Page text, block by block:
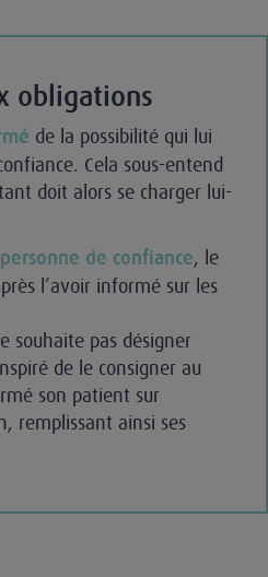
obligations
de la possibilité qui lui
Cela sous-entend
doit alors se charger lui-
de confiance, le
l’avoir informé sur les
souhaite pas désigner
de le consigner au
son patient sur
remplissant ainsi ses